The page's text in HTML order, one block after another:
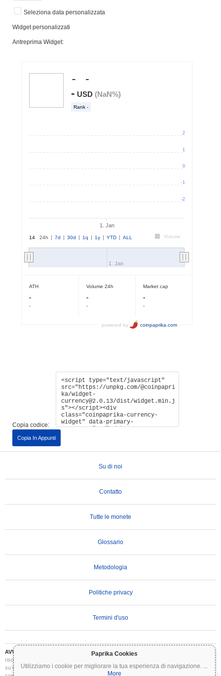
Paprika Cookies
Utilizziamo i cookie per migliorare la tua esperienza di navigazione. ...
More
Seleziona data personalizzata
Widget personalizzati
Antreprima Widget:
Copia codice:
Copia In Appunti
Su di noi
Contatto
Tutte le monete
Glossario
Metodologia
Politiche privacy
Termini d'uso
AVVERTENZA IMPORTANTE:
Le criptovalute sono altamente volatili e comportano
rischi significativi. Potresti perdere parte o tutto il tuo investimento. Tutte le informazioni
su Coinpaprika sono fornite esclusivamente a scopo informativo e non costituiscono